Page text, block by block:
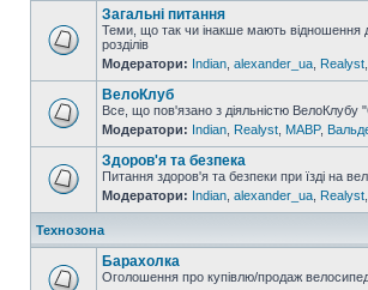
Загальні питання
Теми, що так чи інакше мають відношення
розділів
Модератори: Indian alexander_ua Realyst
ВелоКлуб
Все, що пов'язано з діяльністю ВелоКлубу
Модератори: Indian Realyst MABP,
Здоров'я та безпека
Питання здоров'я та безпеки при їзді на
Модератори: Indian alexander_ua Realyst
Технозона
Барахолка
Оголошення про купівлю/продаж